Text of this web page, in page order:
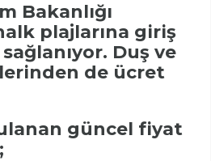
Bakanlığı
plajlarına giriş
Duş ve
de ücret
güncel fiyat